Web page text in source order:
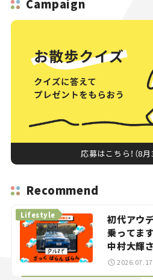
Campaign
応募はこちら！（8月
Recommend
初代アウ
乗ってま
中村大輝
智之の「
Lifestyle
2026.07.17